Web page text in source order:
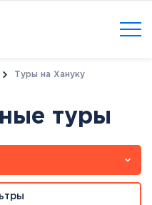
Туры на Хануку
туры